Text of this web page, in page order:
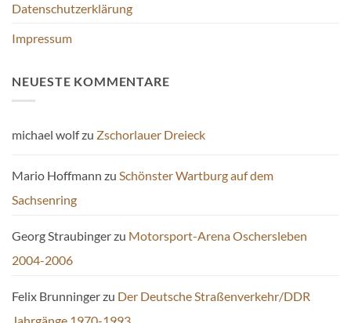
Datenschutzerklärung
Impressum
NEUESTE KOMMENTARE
michael wolfzu Zschorlauer Dreieck
Mario Hoffmann zu Schönster Wartburg auf dem
Sachsenring
Georg Straubingerzu Motorsport-Arena Oschersleben
2004-2006
Felix Brunningerzu Der Deutsche Straßenverkehr/DDR